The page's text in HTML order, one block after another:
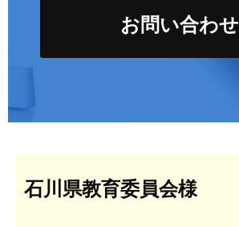
お問い合わせ
石川県教育委員会様